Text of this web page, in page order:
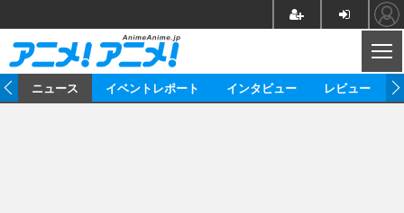
ニュース イベントレポート インタビュー レビュー